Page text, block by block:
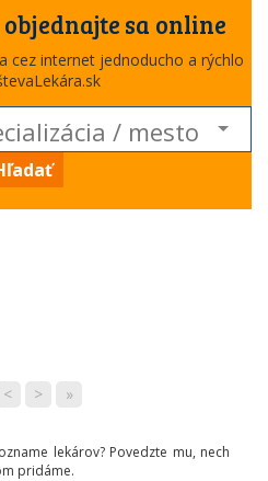
sa online
cez internet jednoducho a rýchlo
< > »
lekárov? Povedzte mu, nech
pridáme.